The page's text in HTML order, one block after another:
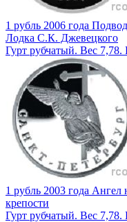
1 рубль 2006 года
Лодка С.К. Джевецкого
Гурт рубчатый. Вес 7,78.
1 рубль 2003 года
крепости
Гурт рубчатый. Вес 7,78.